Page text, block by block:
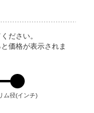
ださい。
価格が表示されま
ム径(インチ)